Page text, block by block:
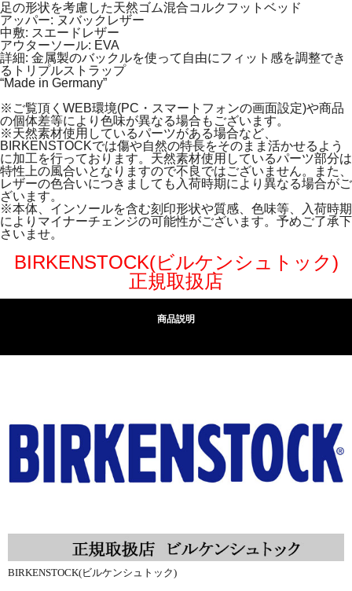
足の形状を考慮した天然ゴム混合コルクフットベッド
アッパー: ヌバックレザー
中敷: スエードレザー
アウターソール: EVA
詳細: 金属製のバックルを使って自由にフィット感を調整でき
るトリプルストラップ
“Made in Germany”
※ご覧頂くWEB環境(PC・スマートフォンの画面設定)や商品
の個体差等により色味が異なる場合もございます。
※天然素材使用しているパーツがある場合など、
BIRKENSTOCKでは傷や自然の特長をそのまま活かせるよう
に加工を行っております。天然素材使用しているパーツ部分は
特性上の風合いとなりますので不良ではございません。また、
レザーの色合いにつきましても入荷時期により異なる場合がご
ざいます。
※本体、インソールを含む刻印形状や質感、色味等、入荷時期
によりマイナーチェンジの可能性がございます。予めご了承下
さいませ。
BIRKENSTOCK(ビルケンシュトック)
正規取扱店
商品説明
BIRKENSTOCK(ビルケンシュトック)